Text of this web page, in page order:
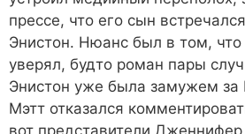
прессе, что его сын
Энистон. Нюанс был в том,
уверял, будто роман пары
Энистон уже была замужем за
Мэтт отказался